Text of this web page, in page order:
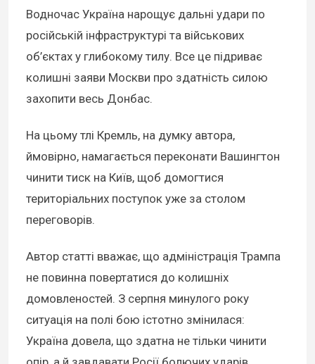
Водночас Україна нарощує дальні удари по
російській інфраструктурі та військових
об’єктах у глибокому тилу. Все це підриває
колишні заяви Москви про здатність силою
захопити весь Донбас.
На цьому тлі Кремль, на думку автора,
ймовірно, намагається переконати Вашингтон
чинити тиск на Київ, щоб домогтися
територіальних поступок уже за столом
переговорів.
Автор статті вважає, що адміністрація Трампа
не повинна повертатися до колишніх
домовленостей. З серпня минулого року
ситуація на полі бою істотно змінилася:
Україна довела, що здатна не тільки чинити